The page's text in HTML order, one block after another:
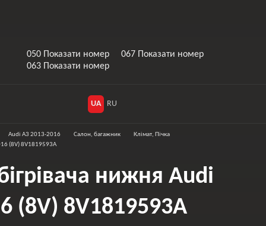
050 Показати номер
067 Показати номер
063 Показати номер
UA RU
Audi A3 2013-2016 Салон, багажник
Клімат, Пічка
(8V) 8V1819593A
нижня Audi
(8V) 8V1819593A